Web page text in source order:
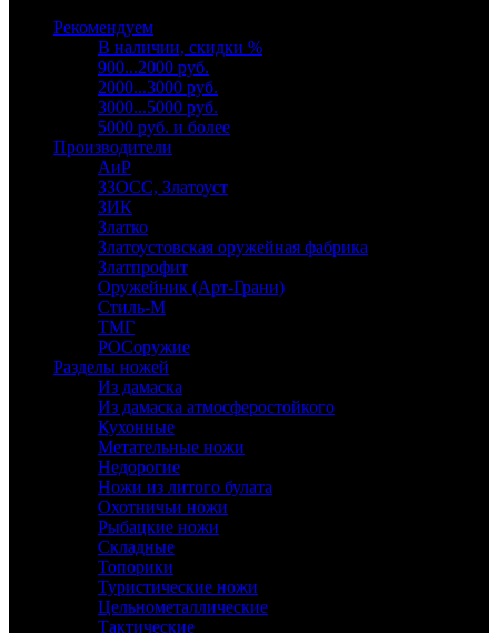
Рекомендуем
В наличии, скидки %
900...2000 руб.
2000...3000 руб.
3000...5000 руб.
5000 руб. и более
Производители
АиР
ЗЗОСС, Златоуст
ЗИК
Златко
Златоустовская оружейная фабрика
Златпрофит
Оружейник (Арт-Грани)
Стиль-М
ТМГ
РОСоружие
Разделы ножей
Из дамаска
Из дамаска атмосферостойкого
Кухонные
Метательные ножи
Недорогие
Ножи из литого булата
Охотничьи ножи
Рыбацкие ножи
Складные
Топорики
Туристические ножи
Цельнометаллические
Тактические